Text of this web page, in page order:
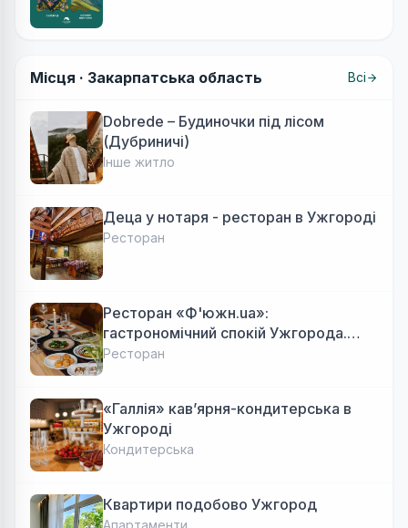
Місця · Закарпатська область Всі
Dobrede – Будиночки під лісом
(Дубриничі)
Інше житло
Деца у нотаря - ресторан в Ужгороді
Ресторан
Ресторан «Ф'южн.ua»:
гастрономічний спокій Ужгорода.
Авторська локальна кухня, затишок
Ресторан
«Галлія» кав’ярня-кондитерська в
Ужгороді
Кондитерська
Квартири подобово Ужгород